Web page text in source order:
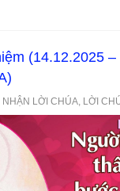
(14.12.2025
NHẬN LỜI CHÚA, LỜI